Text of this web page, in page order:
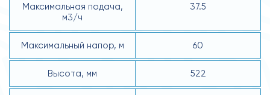
Максимальная подача,
м3/ч
37.5
Максимальный напор, м 60
Высота, мм 522